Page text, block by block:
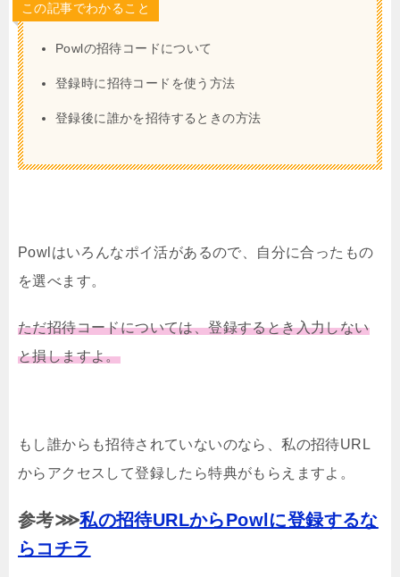
この記事でわかること
Powlの招待コードについて
登録時に招待コードを使う方法
登録後に誰かを招待するときの方法
Powlはいろんなポイ活があるので、自分に合ったもの
を選べます。
ただ招待コードについては、登録するとき入力しない
と損しますよ。
もし誰からも招待されていないのなら、私の招待URL
からアクセスして登録したら特典がもらえますよ。
参考⋙私の招待URLからPowlに登録するな
らコチラ